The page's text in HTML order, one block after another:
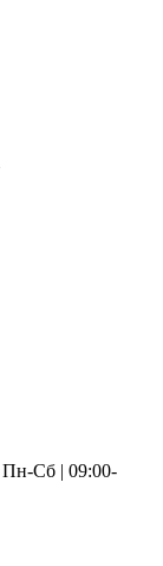
Пн-Сб | 09:00-